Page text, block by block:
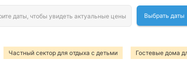
Выбрать даты
Частный сектор для отдыха с детьми Гостевые дома